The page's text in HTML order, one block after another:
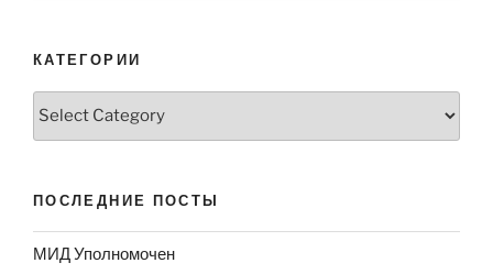
КАТЕГОРИИ
Категории
ПОСЛЕДНИЕ ПОСТЫ
МИД Уполномочен